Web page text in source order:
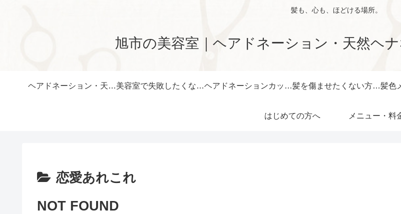
髪も、心も、ほどける場所。
旭市の美容室｜ヘアドネーション・天然ヘ
ヘアドネーション・天然ヘナ・選べるカットプランに対応した美容室です 美容室で失敗したくない方へ｜再現しやすいカット｜旭市の美容室 ヘアドネーションカット | 安心・確実の美容室 髪を傷ませたくない方へ | 天然ヘナ | 旭市美容室
はじめての方へ メニュー・料
恋愛あれこれ
NOT FOUND